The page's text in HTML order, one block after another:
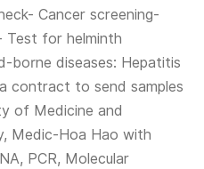
Cancer screening-
Test for helminth
borne diseases: Hepatitis
contract to send samples
of Medicine and
Medic-Hoa Hao with
PCR, Molecular